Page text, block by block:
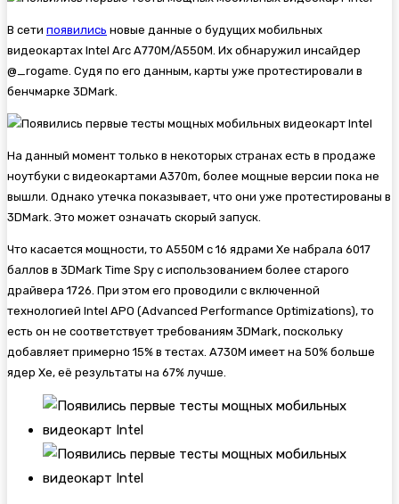
В сети появились новые данные о будущих мобильных
видеокартах Intel Arc A770M/A550M. Их обнаружил инсайдер
@_rogame. Судя по его данным, карты уже протестировали в
бенчмарке 3DMark.
На данный момент только в некоторых странах есть в продаже
ноутбуки с видеокартами A370m, более мощные версии пока не
вышли. Однако утечка показывает, что они уже протестированы в
3DMark. Это может означать скорый запуск.
Что касается мощности, то A550M с 16 ядрами Xe набрала 6017
баллов в 3DMark Time Spy с использованием более старого
драйвера 1726. При этом его проводили с включенной
технологией Intel APO (Advanced Performance Optimizations), то
есть он не соответствует требованиям 3DMark, поскольку
добавляет примерно 15% в тестах. A730M имеет на 50% больше
ядер Xe, её результаты на 67% лучше.